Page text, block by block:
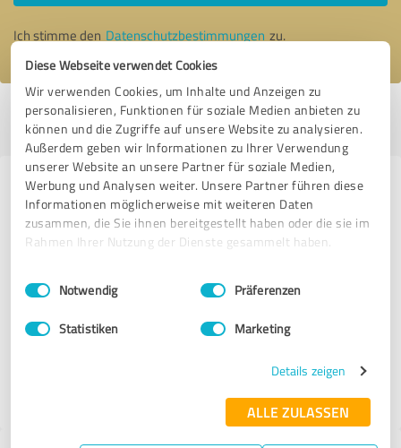
Diese Webseite verwendet Cookies
Wir verwenden Cookies, um Inhalte und Anzeigen zu
personalisieren, Funktionen für soziale Medien anbieten zu
können und die Zugriffe auf unsere Website zu analysieren.
Außerdem geben wir Informationen zu Ihrer Verwendung
unserer Website an unsere Partner für soziale Medien,
Werbung und Analysen weiter. Unsere Partner führen diese
Informationen möglicherweise mit weiteren Daten
zusammen, die Sie ihnen bereitgestellt haben oder die sie im
Rahmen Ihrer Nutzung der Dienste gesammelt haben.
Impressum Datenschutzbestimmungen
Einwilligungsauswahl
Notwendig Präferenzen
Statistiken Marketing
Details zeigen
ALLE ZULASSEN
Ich stimme den Datenschutzbestimmungen zu.
Profil aktiv seit 29.04.2020 |Letzte Aktualisierung: 30.04.2026|Profil
melden
Erfahrungen zu weiteren
Anbietern aus dem Bereich
Mediengestaltung
Deepdenkern Designfactory